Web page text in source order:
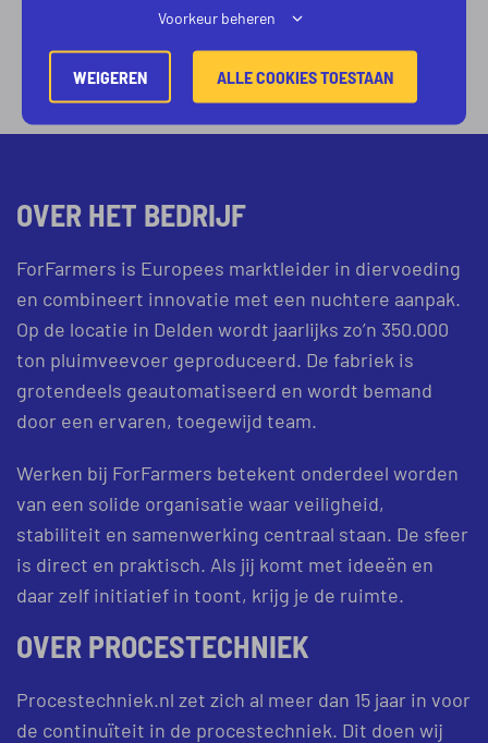
OVER HET BEDRIJF
ForFarmers is Europees marktleider in diervoeding
en combineert innovatie met een nuchtere aanpak.
Op de locatie in Delden wordt jaarlijks zo’n 350.000
ton pluimveevoer geproduceerd. De fabriek is
grotendeels geautomatiseerd en wordt bemand
door een ervaren, toegewijd team.
Werken bij ForFarmers betekent onderdeel worden
van een solide organisatie waar veiligheid,
stabiliteit en samenwerking centraal staan. De sfeer
is direct en praktisch. Als jij komt met ideeën en
daar zelf initiatief in toont, krijg je de ruimte.
OVER PROCESTECHNIEK
Procestechniek.nl zet zich al meer dan 15 jaar in voor
de continuïteit in de procestechniek. Dit doen wij
Voorkeur beheren
WEIGEREN ALLE COOKIES TOESTAAN